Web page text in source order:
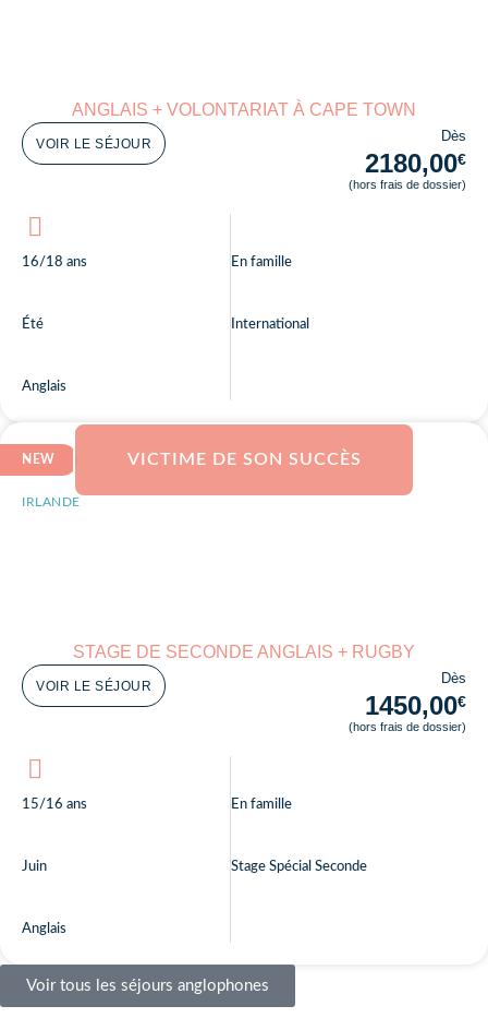
ANGLAIS + VOLONTARIAT À CAPE TOWN
VOIR LE SÉJOUR Dès
2180,00€
(hors frais de dossier)
16/18 ans
Été
Anglais
En famille
International
VICTIME DE SON SUCCÈS
NEW
IRLANDE
STAGE DE SECONDE ANGLAIS + RUGBY
VOIR LE SÉJOUR Dès
1450,00€
(hors frais de dossier)
15/16 ans
Juin
Anglais
En famille
Stage Spécial Seconde
Voir tous les séjours anglophones